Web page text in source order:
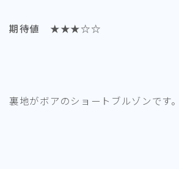
期待値 ★★★☆☆
裏地がボアのショートブルゾンです。